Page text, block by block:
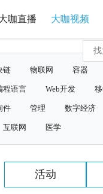
咖直播 大咖视频
链 物联网 容器
程语言 Web开发
件 管理 数字经济
互联网 医学
活动